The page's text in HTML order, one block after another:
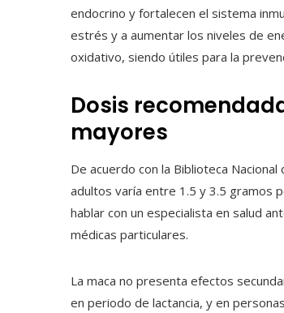
endocrino y fortalecen el sistema
estrés y a aumentar los niveles de
oxidativo, siendo útiles para la
Dosis
mayores
De acuerdo con la Biblioteca
adultos varía entre 1.5 y 3.5 gramos
hablar con un especialista en salud
médicas particulares.
La maca no presenta efectos
en periodo de lactancia, y en